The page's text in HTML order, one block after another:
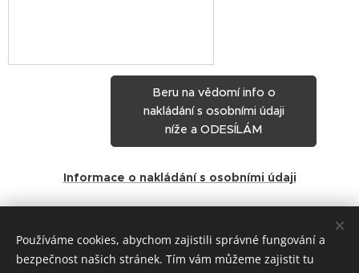
Beru na vědomí info o
nakládání s osobními údaji
níže a ODESÍLÁM
Informace o nakládání s osobními údaji
Share
Používáme cookies, abychom zajistili správné fungování a
bezpečnost našich stránek. Tím vám můžeme zajistit tu